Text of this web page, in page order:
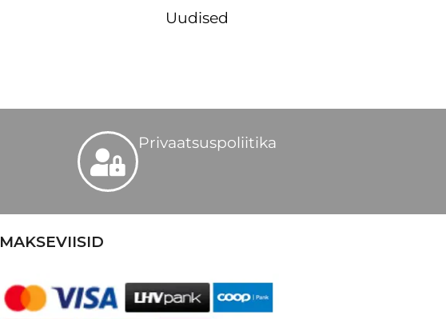
Uudised
Privaatsuspoliitika
MAKSEVIISID